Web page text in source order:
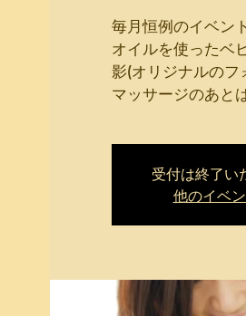
毎月恒例のイベン
オイルを使ったベ
影(オリジナルのフ
マッサージのあと
受付は終了い
他のイベ